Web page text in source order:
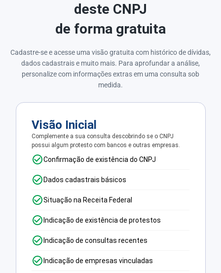
deste CNPJ
de forma gratuita
Cadastre-se e acesse uma visão gratuita com histórico de dívidas,
dados cadastrais e muito mais. Para aprofundar a análise,
personalize com informações extras em uma consulta sob
medida.
Visão Inicial
Complemente a sua consulta descobrindo se o CNPJ
possui algum protesto com bancos e outras empresas.
Confirmação de existência do CNPJ
Dados cadastrais básicos
Situação na Receita Federal
Indicação de existência de protestos
Indicação de consultas recentes
Indicação de empresas vinculadas